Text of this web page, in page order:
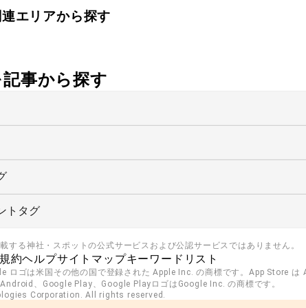
エリアから探す
記事から探す
トタグ
する神社・スポットの公式サービスおよび公認サービスではありません。
約ヘルプサイトマップキーワードリスト
ロゴは米国その他の国で登録された Apple Inc. の商標です。App Store は
、Google Play、Google PlayロゴはGoogle Inc. の商標です。
Corporation. All rights reserved.